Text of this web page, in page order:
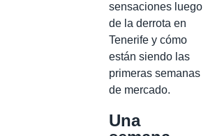
sensaciones luego
de la derrota en
Tenerife y cómo
están siendo las
primeras semanas
de mercado.
Una